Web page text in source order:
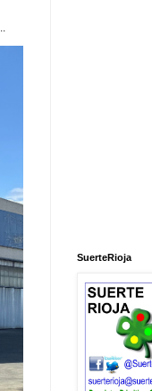
SuerteRioja